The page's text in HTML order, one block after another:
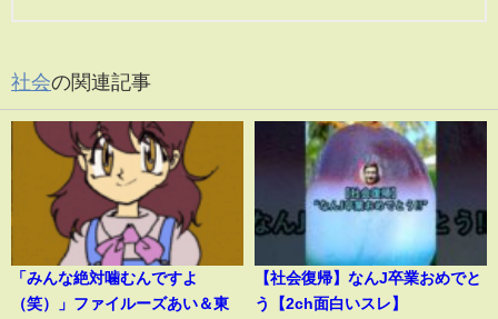
社会の関連記事
「みんな絶対噛むんですよ
（笑）」ファイルーズあい＆東
【社会復帰】なんJ卒業おめでと
う【2ch面白いスレ】